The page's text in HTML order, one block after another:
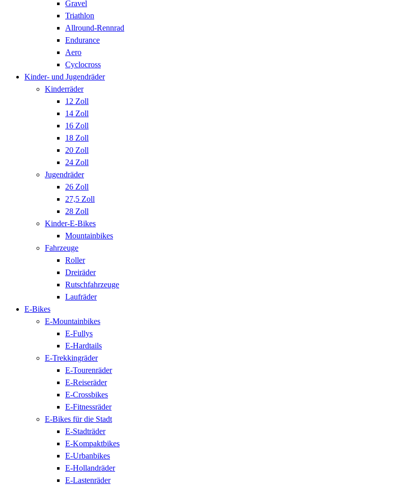
Gravel
Triathlon
Allround-Rennrad
Endurance
Aero
Cyclocross
Kinder- und Jugendräder
Kinderräder
12 Zoll
14 Zoll
16 Zoll
18 Zoll
20 Zoll
24 Zoll
Jugendräder
26 Zoll
27,5 Zoll
28 Zoll
Kinder-E-Bikes
Mountainbikes
Fahrzeuge
Roller
Dreiräder
Rutschfahrzeuge
Laufräder
E-Bikes
E-Mountainbikes
E-Fullys
E-Hardtails
E-Trekkingräder
E-Tourenräder
E-Reiseräder
E-Crossbikes
E-Fitnessräder
E-Bikes für die Stadt
E-Stadträder
E-Kompaktbikes
E-Urbanbikes
E-Hollandräder
E-Lastenräder